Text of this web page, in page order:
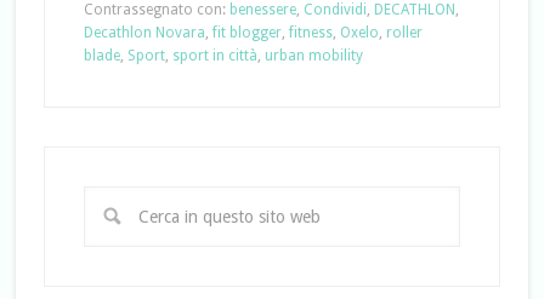
Contrassegnato con: benessere, Condividi, DECATHLON ,
Decathlon Novara, fit blogger, fitness, Oxelo, roller
blade, Sport, sport in città, urban mobility